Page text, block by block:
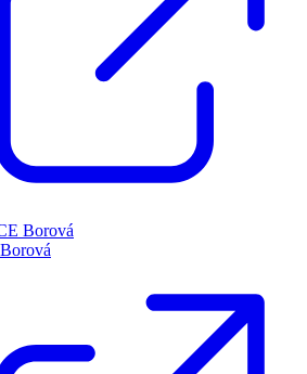
Borová